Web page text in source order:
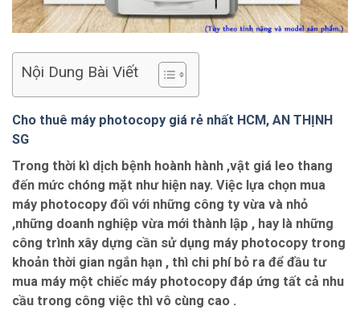
Nội Dung Bài Viết
Cho thuê máy photocopy giá rẻ nhất HCM, AN THỊNH
SG
Trong thời kì dịch bệnh hoành hành ,vật giá leo thang
đến mức chóng mặt như hiện nay. Việc lựa chọn mua
máy photocopy đối với những công ty vừa và nhỏ
,những doanh nghiệp vừa mới thành lập , hay là những
công trình xây dựng cần sử dụng máy photocopy trong
khoản thời gian ngắn hạn , thì chi phí bỏ ra để đầu tư
mua máy một chiếc máy photocopy đáp ứng tất cả nhu
cầu trong công việc thì vô cùng cao .